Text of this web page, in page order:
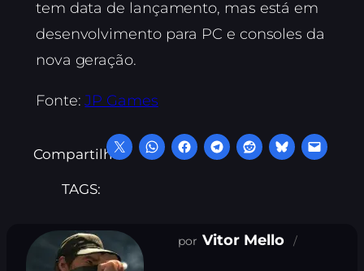
tem data de lançamento, mas está em
desenvolvimento para PC e consoles da
nova geração.
Fonte:JP Games
Compartilhe:
TAGS:
Vitor Mello